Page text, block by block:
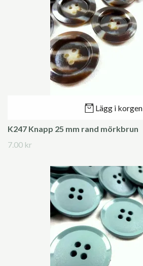
Lägg i korgen
K247 Knapp 25 mm rand mörkbrun
7.00 kr